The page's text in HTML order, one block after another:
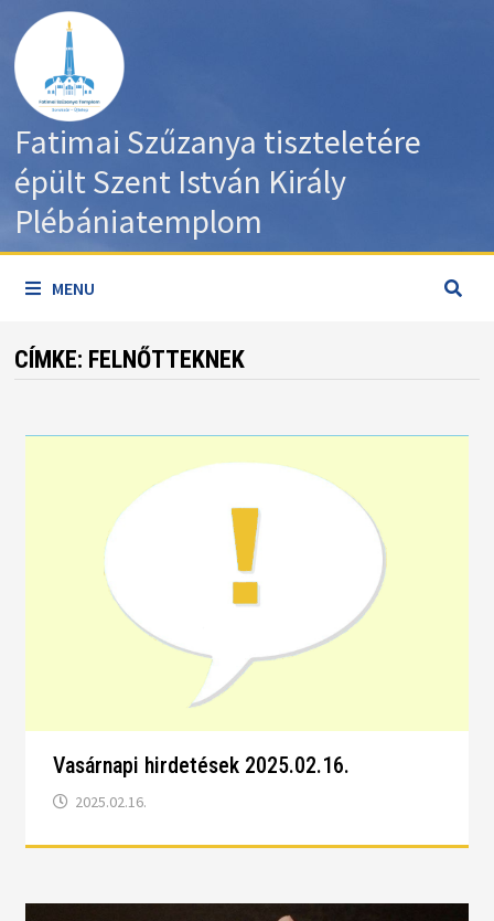
content
Fatimai Szűzanya tiszteletére
épült Szent István Király
Plébániatemplom
MENU
CÍMKE: FELNŐTTEKNEK
Vasárnapi hirdetések 2025.02.16.
2025.02.16.